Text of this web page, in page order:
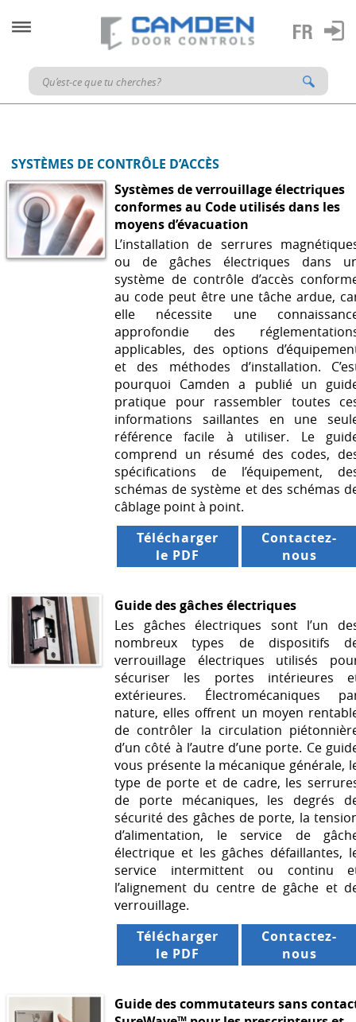
SYSTÈMES DE CONTRÔLE D’ACCÈS
Systèmes de verrouillage électriques
conformes au Code utilisés dans les
moyens d’évacuation
L’installation de serrures
ou de gâches électriques dans
système de contrôle d’accès
au code peut être une tâche ardue,
elle nécessite une
approfondie des
applicables, des options
et des méthodes d’installation.
pourquoi Camden a publié un
pratique pour rassembler toutes
informations saillantes en une
référence facile à utiliser. Le
comprend un résumé des codes,
spécifications de l’équipement,
schémas de système et des schémas
câblage point à point.
Télécharger
le PDF
Contactez-
nous
Guide des gâches électriques
Les gâches électriques sont l’un
nombreux types de dispositifs
verrouillage électriques utilisés
sécuriser les portes intérieures
extérieures. Électromécaniques
nature, elles offrent un moyen
de contrôler la circulation
d’un côté à l’autre d’une porte. Ce
vous présente la mécanique générale,
type de porte et de cadre, les
de porte mécaniques, les degrés
sécurité des gâches de porte, la
d’alimentation, le service de
électrique et les gâches défaillantes,
service intermittent ou continu
l’alignement du centre de gâche et
verrouillage.
Télécharger
le PDF
Contactez-
nous
Guide des commutateurs sans